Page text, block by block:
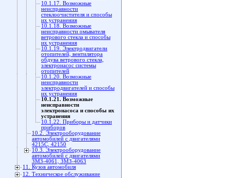
10.1.17. Возможные
неисправности
стеклоочистителя и способы
их устранения
10.1.18. Возможные
неисправности омывателя
ветрового стекла и способы
их устранения
10.1.19. Электродвигатели
отопителей, вентилятора
обдува ветрового стекла,
электронасос системы
отопителей
10.1.20. Возможные
неисправности
электродвигателей и способы
их устранения
10.1.21. Возможные
неисправности
электронасоса и способы их
устранения
10.1.22. Приборы и датчики
приборов
10.2. Электрооборудование
автомобилей с двигателями
4215С, 42150
10.3. Электрооборудование
автомобилей с двигателями
ЗМЗ-4061, ЗМЗ-4063
11. Кузов автомобиля
12. Техническое обслуживание